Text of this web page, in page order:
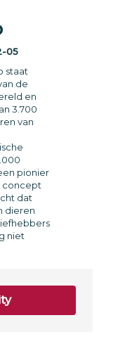
05
staat
de
en
3.700
van
pionier
concept
dat
dieren
niet